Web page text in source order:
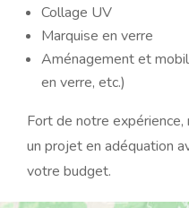
Collage UV
Marquise en verre
Aménagement et
en verre, etc.)
Fort de notre
un projet en adéquation
votre budget.